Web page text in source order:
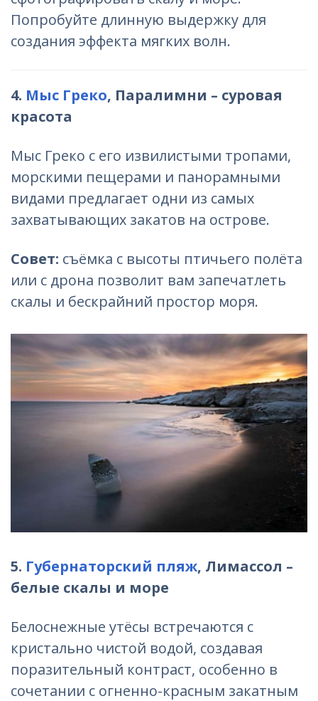
Попробуйте длинную выдержку для
создания эффекта мягких волн.
4. Мыс Греко, Паралимни – суровая
красота
Мыс Греко с его извилистыми тропами,
морскими пещерами и панорамными
видами предлагает одни из самых
захватывающих закатов на острове.
Совет: съёмка с высоты птичьего полёта
или с дрона позволит вам запечатлеть
скалы и бескрайний простор моря.
5. Губернаторский пляж, Лимассол –
белые скалы и море
Белоснежные утёсы встречаются с
кристально чистой водой, создавая
поразительный контраст, особенно в
сочетании с огненно-красным закатным